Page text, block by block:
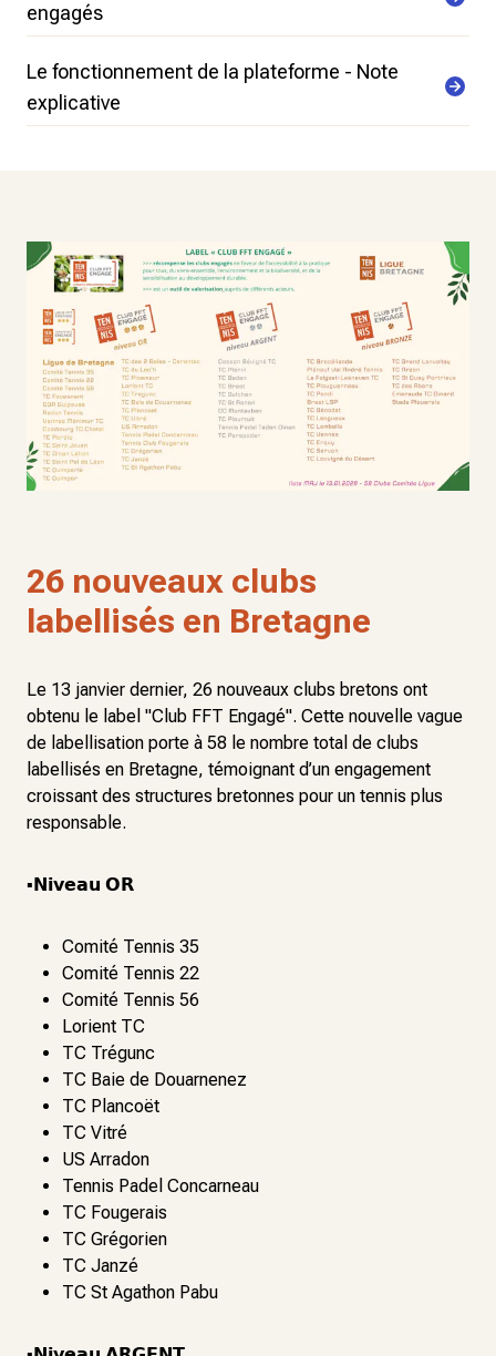
engagés
Le fonctionnement de la plateforme - Note
explicative
26 nouveaux clubs
labellisés en Bretagne
Le 13 janvier dernier, 26 nouveaux clubs bretons ont
obtenu le label "Club FFT Engagé". Cette nouvelle vague
de labellisation porte à 58 le nombre total de clubs
labellisés en Bretagne, témoignant d’un engagement
croissant des structures bretonnes pour un tennis plus
responsable.
▪️𝗡𝗶𝘃𝗲𝗮𝘂 𝗢𝗥
Comité Tennis 35
Comité Tennis 22
Comité Tennis 56
Lorient TC
TC Trégunc
TC Baie de Douarnenez
TC Plancoët
TC Vitré
US Arradon
Tennis Padel Concarneau
TC Fougerais
TC Grégorien
TC Janzé
TC St Agathon Pabu